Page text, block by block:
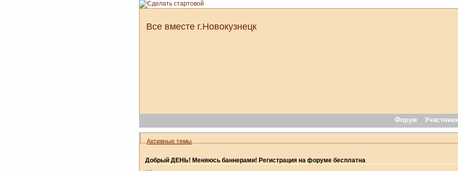
Все вместе г.Новокузнецк
Форум Участники
Активные темы
Добрый ДЕНЬ! Меняюсь баннерами! Регистрация на форуме бесплатна